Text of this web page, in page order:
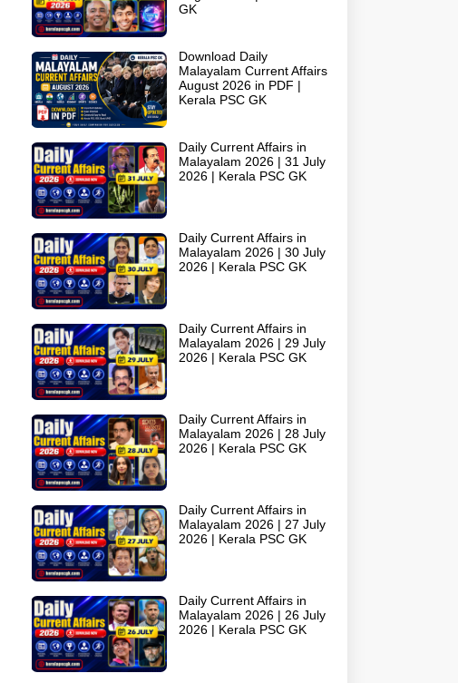
GK
Download Daily
Malayalam Current Affairs
August 2026 in PDF |
Kerala PSC GK
Daily Current Affairs in
Malayalam 2026 | 31 July
2026 | Kerala PSC GK
Daily Current Affairs in
Malayalam 2026 | 30 July
2026 | Kerala PSC GK
Daily Current Affairs in
Malayalam 2026 | 29 July
2026 | Kerala PSC GK
Daily Current Affairs in
Malayalam 2026 | 28 July
2026 | Kerala PSC GK
Daily Current Affairs in
Malayalam 2026 | 27 July
2026 | Kerala PSC GK
Daily Current Affairs in
Malayalam 2026 | 26 July
2026 | Kerala PSC GK